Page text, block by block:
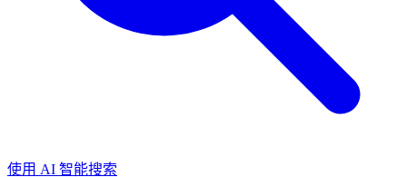
使用 AI 智能搜索